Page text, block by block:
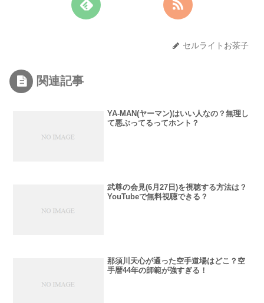
セルライトお茶子
関連記事
YA-MAN(ヤーマン)はいい人なの？無理し
て悪ぶってるってホント？
武尊の会見(6月27日)を視聴する方法は？
YouTubeで無料視聴できる？
那須川天心が通った空手道場はどこ？空
手暦44年の師範が強すぎる！